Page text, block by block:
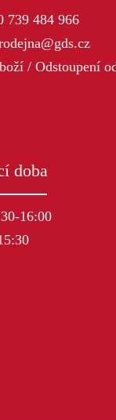
739 484 966
/ Odstoupení
doba
16:00